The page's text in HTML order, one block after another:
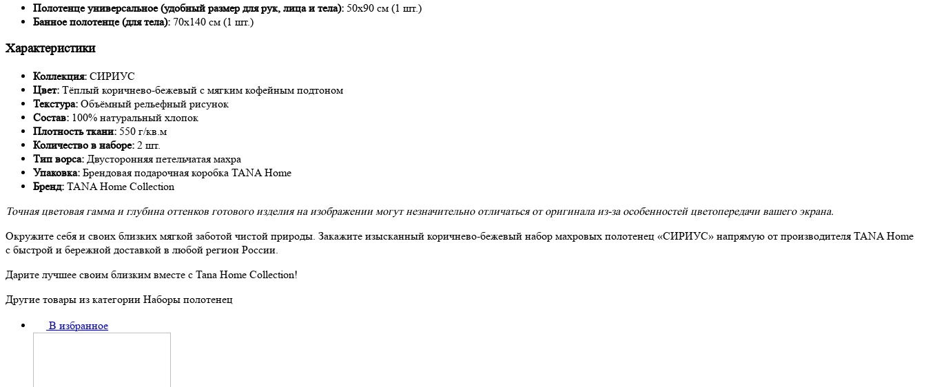
Полотенце универсальное (удобный размер для рук, лица и тела): 50х90 см (1 шт.)
Банное полотенце (для тела): 70х140 см (1 шт.)
Характеристики
Коллекция: СИРИУС
Цвет: Тёплый коричнево-бежевый с мягким кофейным подтоном
Текстура: Объёмный рельефный рисунок
Состав: 100% натуральный хлопок
Плотность ткани: 550 г/кв.м
Количество в наборе: 2 шт.
Тип ворса: Двусторонняя петельчатая махра
Упаковка: Брендовая подарочная коробка TANA Home
Бренд: TANA Home Collection
Точная цветовая гамма и глубина оттенков готового изделия на изображении могут незначительно отличаться от оригинала из-за особенностей цветопередачи вашего экрана.
Окружите себя и своих близких мягкой заботой чистой природы. Закажите изысканный коричнево-бежевый набор махровых полотенец «СИРИУС» напрямую от производителя TANA Home
с быстрой и бережной доставкой в любой регион России.
Дарите лучшее своим близким вместе с Tana Home Collection!
Другие товары из категории Наборы полотенец
В избранное